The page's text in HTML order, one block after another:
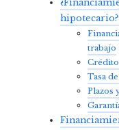
trabajo
Tasa
Plazos